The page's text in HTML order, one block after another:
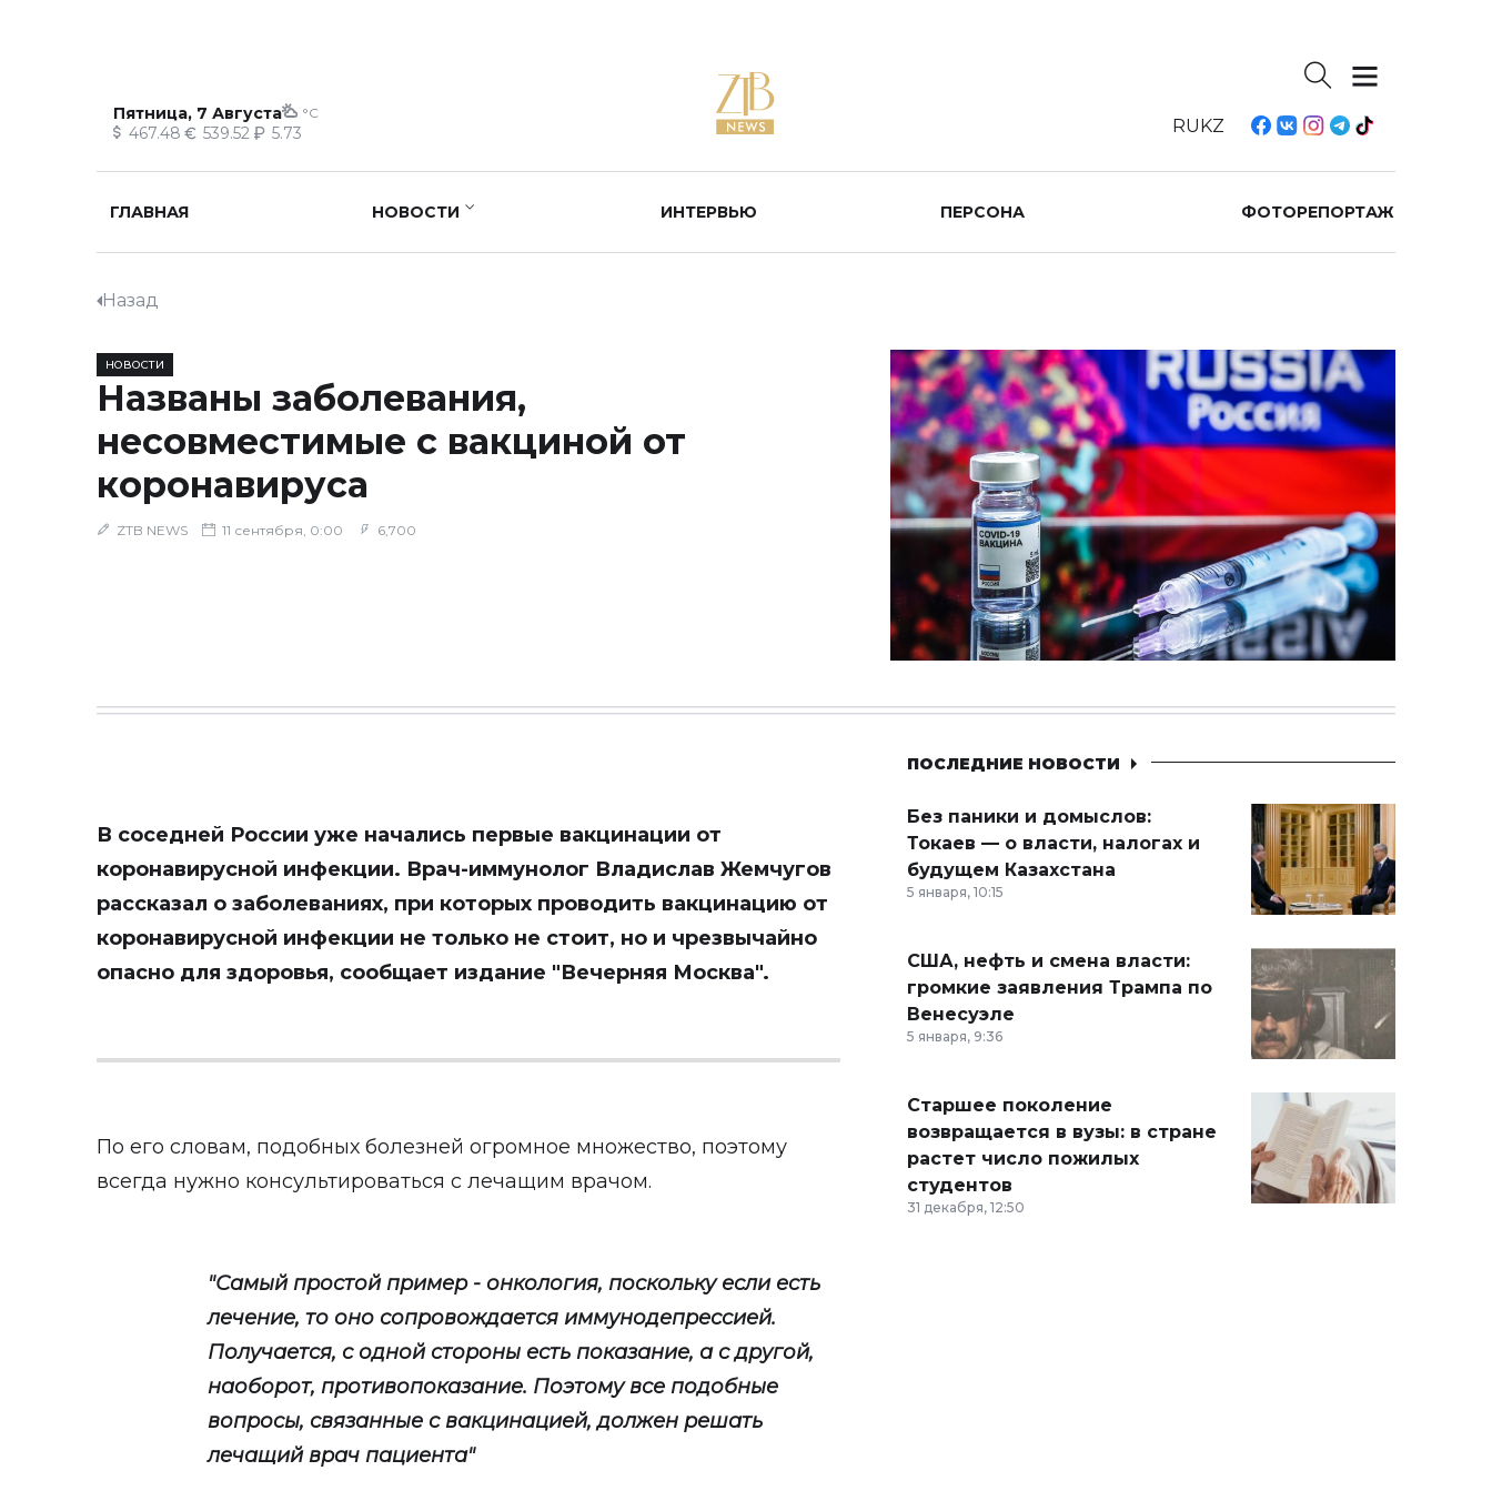
Пятница, 7 Августа °C
467.48 539.52 5.73 RUKZ
ГЛАВНАЯ НОВОСТИ ИНТЕРВЬЮ ПЕРСОНА ФОТОРЕПОРТАЖ
Назад
НОВОСТИ
Названы заболевания,
несовместимые с вакциной от
коронавируса
ZTB NEWS 11 сентября, 0:00 6,700
В соседней России уже начались первые вакцинации от
коронавирусной инфекции. Врач-иммунолог Владислав Жемчугов
рассказал о заболеваниях, при которых проводить вакцинацию от
коронавирусной инфекции не только не стоит, но и чрезвычайно
опасно для здоровья, сообщает издание "Вечерняя Москва".
По его словам, подобных болезней огромное множество, поэтому
всегда нужно консультироваться с лечащим врачом.
"Самый простой пример - онкология, поскольку если есть
лечение, то оно сопровождается иммунодепрессией.
Получается, с одной стороны есть показание, а с другой,
наоборот, противопоказание. Поэтому все подобные
вопросы, связанные с вакцинацией, должен решать
лечащий врач пациента"
ПОСЛЕДНИЕ НОВОСТИ
Без паники и домыслов:
Токаев — о власти, налогах и
будущем Казахстана
5 января, 10:15
США, нефть и смена власти:
громкие заявления Трампа по
Венесуэле
5 января, 9:36
Старшее поколение
возвращается в вузы: в стране
растет число пожилых
студентов
31 декабря, 12:50